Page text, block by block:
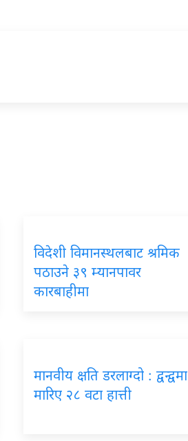
विदेशी विमानस्थलबाट श्रमिक
पठाउने ३९ म्यानपावर
कारबाहीमा
मानवीय क्षति डरलाग्दो : द्वन्द्वमा
मारिए २८ वटा हात्ती